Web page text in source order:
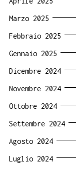
Marzo 2025
Febbraio 2025
Gennaio 2025
Dicembre 2024
Novembre 2024
Ottobre 2024
Settembre 2024
Agosto 2024
Luglio 2024